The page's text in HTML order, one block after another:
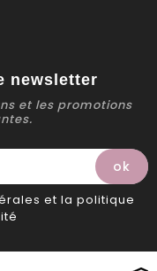
newsletter
et les promotions
et la politique